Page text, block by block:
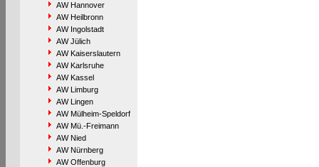
AW Hannover
AW Heilbronn
AW Ingolstadt
AW Jülich
AW Kaiserslautern
AW Karlsruhe
AW Kassel
AW Limburg
AW Lingen
AW Mülheim-Speldorf
AW Mü.-Freimann
AW Nied
AW Nürnberg
AW Offenburg